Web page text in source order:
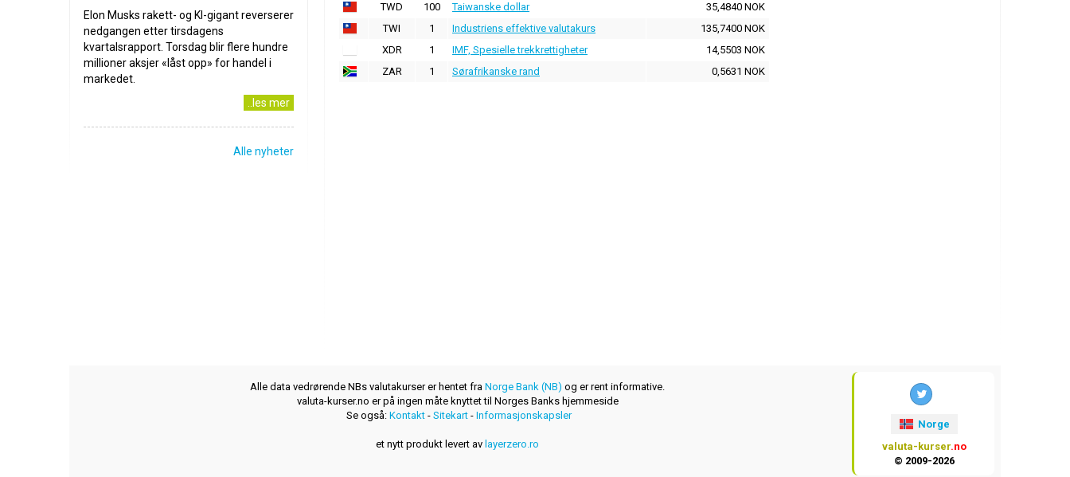
TWD
100 Taiwanske dollar
35,4840 NOK
TWI
1 Industriens effektive valutakurs
135,7400 NOK
XDR
1 IMF, Spesielle trekkrettigheter
14,5503 NOK
ZAR
1 Sørafrikanske rand 0,5631 NOK
Elon Musks rakett- og KI-gigant reverserer
nedgangen etter tirsdagens
kvartalsrapport. Torsdag blir flere hundre
millioner aksjer «låst opp» for handel i
markedet.
..les mer
Alle nyheter
Alle data vedrørende NBs valutakurser er hentet fra Norge Bank (NB) og er rent informative.
valuta-kurser.no er på ingen måte knyttet til Norges Banks hjemmeside
Se også: Kontakt- Sitekart- Informasjonskapsler
et nytt produkt levert av layerzero.ro
Norge
valuta-kurser.no
© 2009-2026